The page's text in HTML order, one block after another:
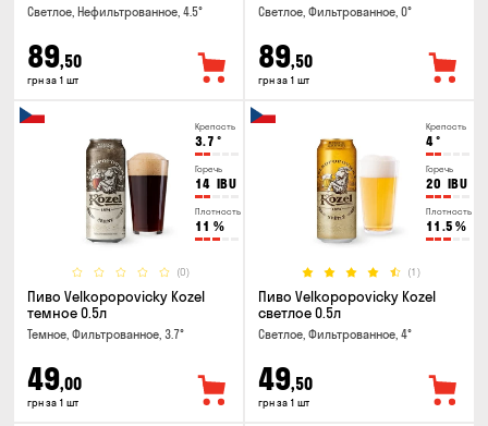
Светлое, Нефильтрованное, 4.5°
89,50
грн за 1 шт
Светлое, Фильтрованное, 0°
89,50
грн за 1 шт
Крепость
3.7 °
Горечь
14 IBU
Плотность
11 %
(0)
Пиво Velkopopovicky Kozel
темное 0.5л
Темное, Фильтрованное, 3.7°
49,00
грн за 1 шт
Крепость
4°
Горечь
20 IBU
Плотность
11.5 %
(1)
Пиво Velkopopovicky Kozel
светлое 0.5л
Светлое, Фильтрованное, 4°
49,50
грн за 1 шт